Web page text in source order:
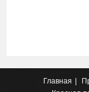
Главная